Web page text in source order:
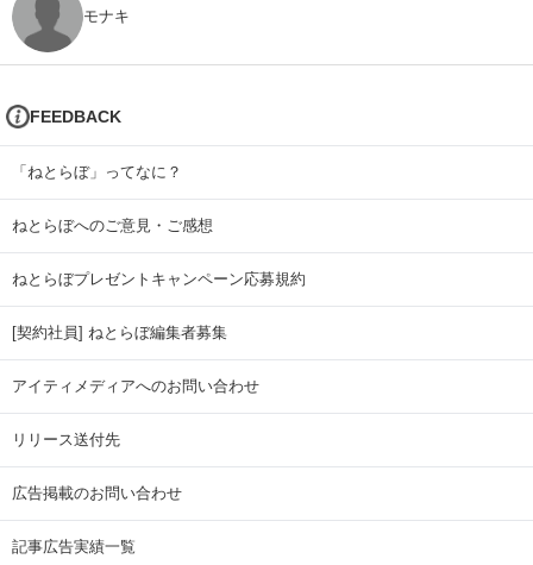
モナキ
FEEDBACK
「ねとらぼ」ってなに？
ねとらぼへのご意見・ご感想
ねとらぼプレゼントキャンペーン応募規約
[契約社員] ねとらぼ編集者募集
アイティメディアへのお問い合わせ
リリース送付先
広告掲載のお問い合わせ
記事広告実績一覧